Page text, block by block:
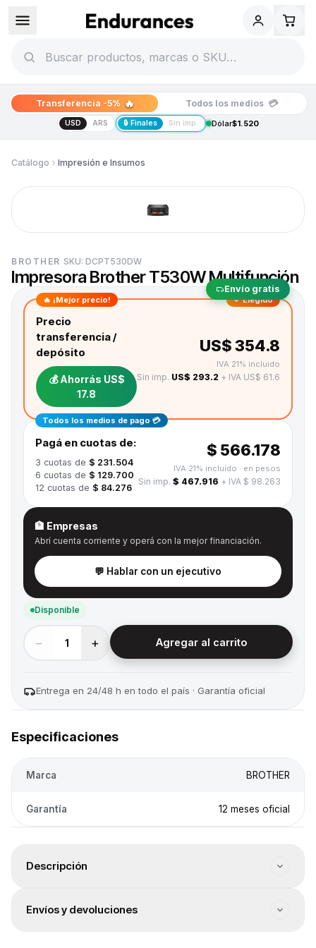
Transferencia -5% 🔥 Todos los medios 💳
USD ARS 🔒 Finales Sin imp. Dólar$1.520
Catálogo Impresión e Insumos
BROTHER SKU: DCPT530DW
Impresora Brother T530W Multifunción
Envío gratis
🔥 ¡Mejor precio! ✓ Elegido
Precio
transferencia /
depósito
💰 Ahorrás US$
17.8
US$ 354.8
IVA 21% incluido
Sin imp. US$ 293.2 + IVA US$ 61.6
Todos los medios de pago 💳
Pagá en cuotas de:
3 cuotas de $ 231.504
6 cuotas de $ 129.700
12 cuotas de $ 84.276
$ 566.178
IVA 21% incluido · en pesos
Sin imp. $ 467.916 + IVA $ 98.263
🏦 Empresas
Abrí cuenta corriente y operá con la mejor financiación.
💬 Hablar con un ejecutivo
Disponible
− 1 + Agregar al carrito
Entrega en 24/48 h en todo el país · Garantía oficial
Especificaciones
Marca BROTHER
Garantía 12 meses oficial
Descripción
conectividad: WiFi / USB. Impresión dúplex: Manual.
Envíos y devoluciones